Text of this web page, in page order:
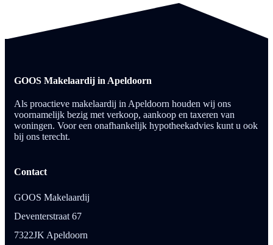
GOOS Makelaardij in Apeldoorn
Als proactieve makelaardij in Apeldoorn houden wij ons
voornamelijk bezig met verkoop, aankoop en taxeren van
woningen. Voor een onafhankelijk hypotheekadvies kunt u ook
bij ons terecht.
Contact
GOOS Makelaardij
Deventerstraat 67
7322JK Apeldoorn